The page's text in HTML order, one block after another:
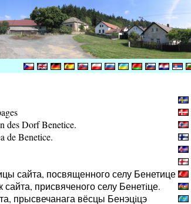
des Dorf Benetice.
de Benetice.
сайта, посвященного селу Бенетице
присвяченого селу Бенетiце.
прысвечанага вёсцы Бенэцiцэ